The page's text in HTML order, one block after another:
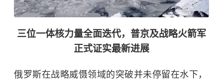
三位一体核力量全面迭代，普京及战略火箭军
正式证实最新进展
俄罗斯在战略威慑领域的突破并未停留在水下，